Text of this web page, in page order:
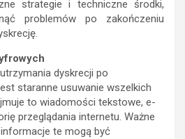
strategie i techniczne środki,
problemów po zakończeniu
dyskrecji po
staranne usuwanie wszelkich
to wiadomości tekstowe, e-
przeglądania internetu. Ważne
te mogą być